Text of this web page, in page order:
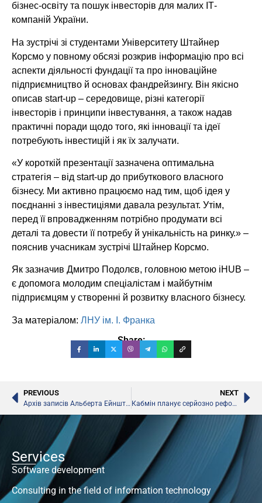
бізнес-освіту та пошук інвесторів для малих ІТ-
компаній України.
На зустрічі зі студентами Університету Штайнер
Корсмо у повному обсязі розкрив інформацію про всі
аспекти діяльності фундації та про інноваційне
підприємництво й основах фандрейзингу. Він якісно
описав start-up – середовище, різні категорії
інвесторів і принципи інвестування, а також надав
практичні поради щодо того, які інновації та ідеї
потребують інвестицій і як їх залучати.
«У короткій презентації зазначена оптимальна
стратегія – від start-up до прибуткового власного
бізнесу. Ми активно працюємо над тим, щоб ідея у
поєднанні з інвестиціями давала результат. Утім,
перед її впровадженням потрібно продумати всі
деталі та довести її потребу й унікальність на ринку.» –
пояснив учасникам зустрічі Штайнер Корсмо.
Як зазначив Дмитро Подолєв, головною метою iHUB –
є допомога молодим спеціалістам і майбутнім
підприємцям у створенні й розвитку власного бізнесу.
За матеріалом: ЛНУ ім. І. Франка
Share:
PREVIOUS
Архів записів Альберта Ейнштейна
NEXT
Кабмін планує серйозно реформувати систему освіти України
Services
Software development
Consulting in the field of information technology